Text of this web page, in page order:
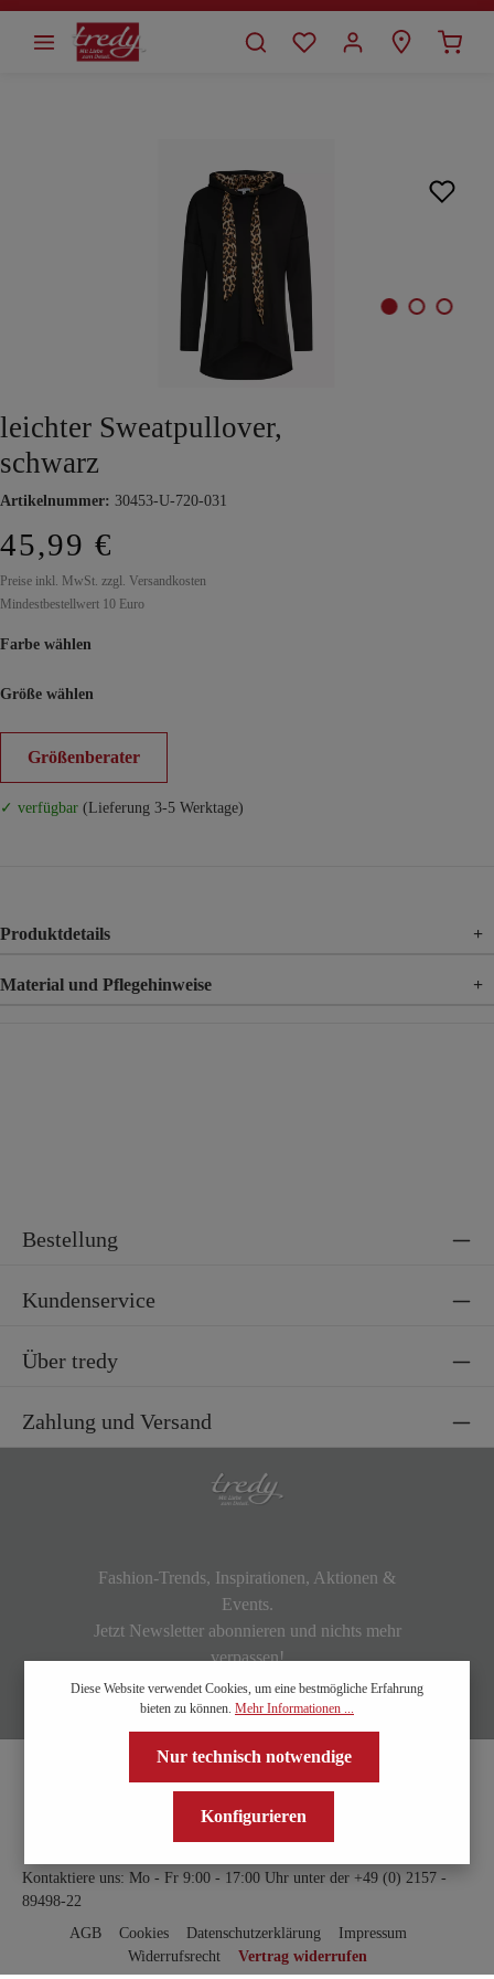
springen
leichter Sweatpullover,
schwarz
Artikelnummer: 30453-U-720-031
45,99 €
Preise inkl. MwSt. zzgl. Versandkosten
Mindestbestellwert 10 Euro
Farbe wählen
Größe wählen
Größenberater
✓ verfügbar (Lieferung 3-5 Werktage)
Produktdetails +
Material und Pflegehinweise +
Bestellung
Kundenservice
Über tredy
Zahlung und Versand
Fashion-Trends, Inspirationen, Aktionen &
Events.
Jetzt Newsletter abonnieren und nichts mehr
verpassen!
Kontaktiere uns: Mo - Fr 9:00 - 17:00 Uhr unter der +49 (0) 2157 -
89498-22
AGB
Cookies Datenschutzerklärung
Impressum
Widerrufsrecht
Vertrag widerrufen
Diese Website verwendet Cookies, um eine bestmögliche Erfahrung
bieten zu können. Mehr Informationen ...
Nur technisch notwendige
Konfigurieren